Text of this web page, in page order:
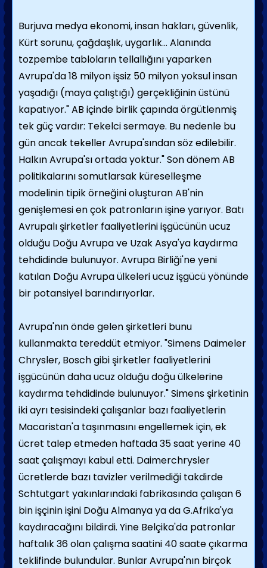
Burjuva medya ekonomi, insan hakları, güvenlik,
Kürt sorunu, çağdaşlık, uygarlık... Alanında
tozpembe tabloların tellallığını yaparken
Avrupa'da 18 milyon işsiz 50 milyon yoksul insan
yaşadığı (maya çalıştığı) gerçekliğinin üstünü
kapatıyor." AB içinde birlik çapında örgütlenmiş
tek güç vardır: Tekelci sermaye. Bu nedenle bu
gün ancak tekeller Avrupa'sından söz edilebilir.
Halkın Avrupa'sı ortada yoktur." Son dönem AB
politikalarını somutlarsak küreselleşme
modelinin tipik örneğini oluşturan AB'nin
genişlemesi en çok patronların işine yarıyor. Batı
Avrupalı şirketler faaliyetlerini işgücünün ucuz
olduğu Doğu Avrupa ve Uzak Asya'ya kaydırma
tehdidinde bulunuyor. Avrupa Birliği'ne yeni
katılan Doğu Avrupa ülkeleri ucuz işgücü yönünde
bir potansiyel barındırıyorlar.
Avrupa'nın önde gelen şirketleri bunu
kullanmakta tereddüt etmiyor. "Simens Daimeler
Chrysler, Bosch gibi şirketler faaliyetlerini
işgücünün daha ucuz olduğu doğu ülkelerine
kaydırma tehdidinde bulunuyor." Simens şirketinin
iki ayrı tesisindeki çalışanlar bazı faaliyetlerin
Macaristan'a taşınmasını engellemek için, ek
ücret talep etmeden haftada 35 saat yerine 40
saat çalışmayı kabul etti. Daimerchrysler
ücretlerde bazı tavizler verilmediği takdirde
Schtutgart yakınlarındaki fabrikasında çalışan 6
bin işçinin işini Doğu Almanya ya da G.Afrika'ya
kaydıracağını bildirdi. Yine Belçika'da patronlar
haftalık 36 olan çalışma saatini 40 saate çıkarma
teklifinde bulundular. Bunlar Avrupa'nın birçok